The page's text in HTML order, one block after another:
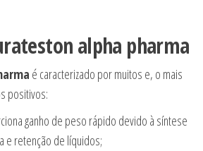
alpha pharma
é caracterizado por muitos e, o mais
positivos:
ganho de peso rápido devido à síntese
e retenção de líquidos;